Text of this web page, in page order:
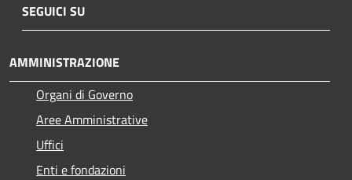
SEGUICI SU
AMMINISTRAZIONE
Organi di Governo
Aree Amministrative
Uffici
Enti e fondazioni